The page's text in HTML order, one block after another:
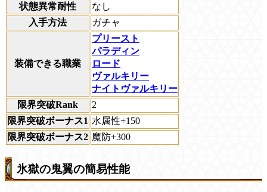
状態異常耐性
なし
入手方法
ガチャ
装備できる職業
プリースト
パラディン
ロード
ヴァルキリー
ナイトヴァルキリー
限界突破Rank
2
限界突破ボーナス1 水属性+150
限界突破ボーナス2 魔防+300
氷獄の鬼翼の簡易性能